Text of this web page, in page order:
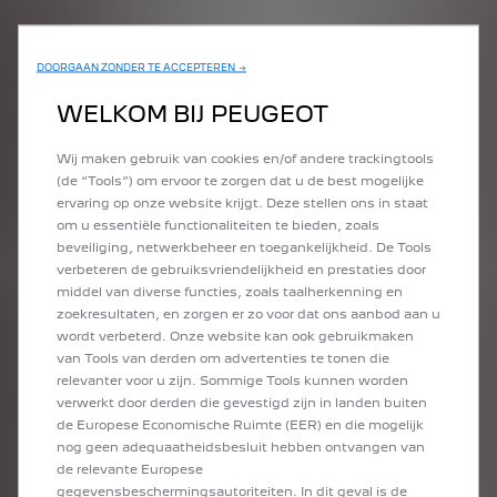
PIEKBELASTING, VAN
20% TOT 80%
Intelligente software beheert deze oplaadcurve (of
oplaadsnelheid) aan de hand van een groot aantal parameters.
DOORGAAN ZONDER TE ACCEPTEREN →
WELKOM BIJ PEUGEOT
Wij maken gebruik van cookies en/of andere trackingtools
(de “Tools”) om ervoor te zorgen dat u de best mogelijke
ervaring op onze website krijgt. Deze stellen ons in staat
om u essentiële functionaliteiten te bieden, zoals
beveiliging, netwerkbeheer en toegankelijkheid. De Tools
verbeteren de gebruiksvriendelijkheid en prestaties door
middel van diverse functies, zoals taalherkenning en
zoekresultaten, en zorgen er zo voor dat ons aanbod aan u
wordt verbeterd. Onze website kan ook gebruikmaken
van Tools van derden om advertenties te tonen die
relevanter voor u zijn. Sommige Tools kunnen worden
verwerkt door derden die gevestigd zijn in landen buiten
de Europese Economische Ruimte (EER) en die mogelijk
nog geen adequaatheidsbesluit hebben ontvangen van
de relevante Europese
gegevensbeschermingsautoriteiten. In dit geval is de